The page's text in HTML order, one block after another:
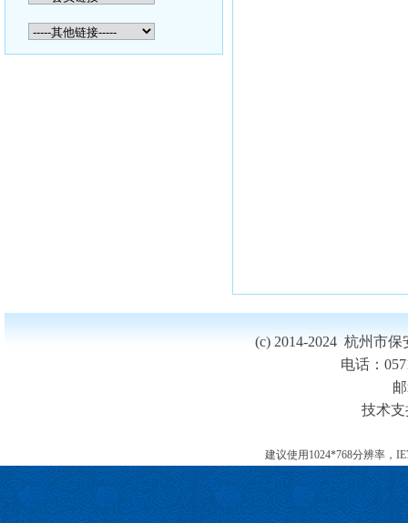
(c) 2014-2024 杭州市
电话：
技术
建议使用1024*768分辨率，